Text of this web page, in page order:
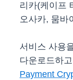
리카(케이프
오사카, 뭄바
서비스 사용
다운로드하
Payment